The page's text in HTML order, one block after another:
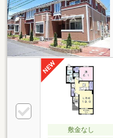
敷金なし